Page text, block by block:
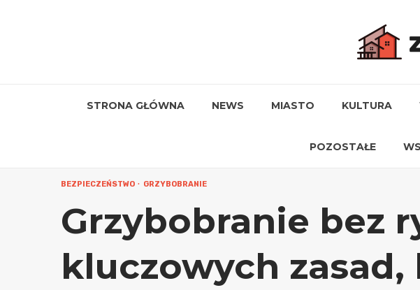
STRONA GŁÓWNA NEWS MIASTO KULTURA
POZOSTAŁE
BEZPIECZEŃSTWO GRZYBOBRANIE
Grzybobranie bez
kluczowych zasad,